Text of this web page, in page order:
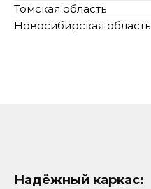
Томская область
Новосибирская область
Надёжный каркас: